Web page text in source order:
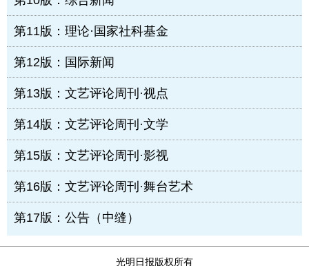
第11版：理论·国家社科基金
第12版：国际新闻
第13版：文艺评论周刊·视点
第14版：文艺评论周刊·文学
第15版：文艺评论周刊·影视
第16版：文艺评论周刊·舞台艺术
第17版：公告（中缝）
光明日报版权所有